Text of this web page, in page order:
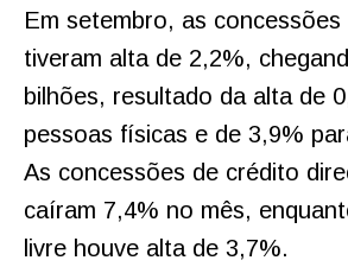
Em setembro, as
tiveram alta de 2,2%,
bilhões, resultado da alta de
pessoas físicas e de 3,9%
As concessões de crédito
caíram 7,4% no mês,
livre houve alta de 3,7%.